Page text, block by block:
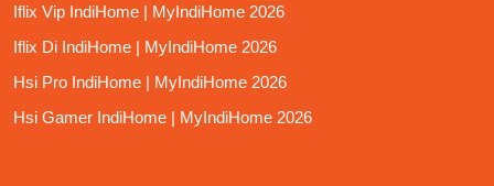
Iflix Vip IndiHome | MyIndiHome 2026
Iflix Di IndiHome | MyIndiHome 2026
Hsi Pro IndiHome | MyIndiHome 2026
Hsi Gamer IndiHome | MyIndiHome 2026